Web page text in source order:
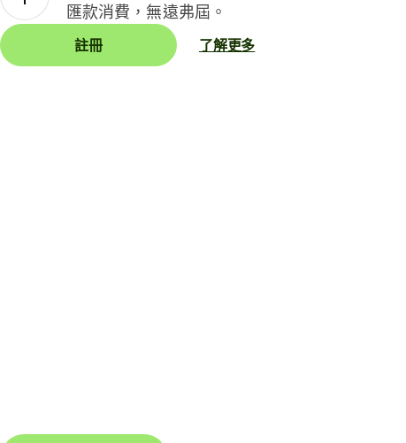
匯款消費，無遠弗屆。
註冊 了解更多